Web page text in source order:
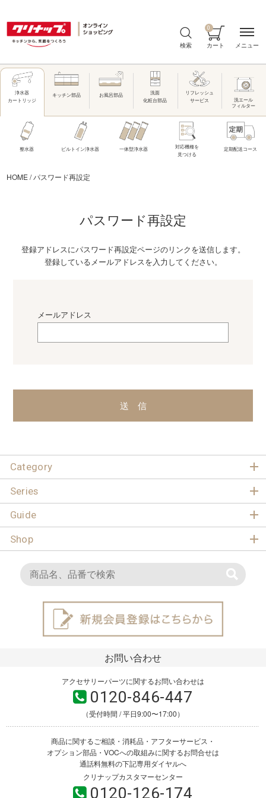
検索 カート
0
浄水器
カートリッジ
キッチン部品 お風呂部品
洗面
化粧台部品
リフレッシュ
サービス
洗エール
フィルター
整水器 ビルトイン浄水器 一体型浄水器
対応機種を
見つける
定期配送コース
HOME/パスワード再設定
パスワード再設定
登録アドレスにパスワード再設定ページのリンクを送信します。
登録しているメールアドレスを入力してください。
メールアドレス
送 信
Category
Series
Guide
Shop
お問い合わせ
アクセサリーパーツに関するお問い合わせは
0120-846-447
（受付時間 / 平日9:00〜17:00）
商品に関するご相談・消耗品・アフターサービス・
オプション部品・VOCへの取組みに関するお問合せは
通話料無料の下記専用ダイヤルへ
クリナップカスタマーセンター
0120-126-174
メニュー